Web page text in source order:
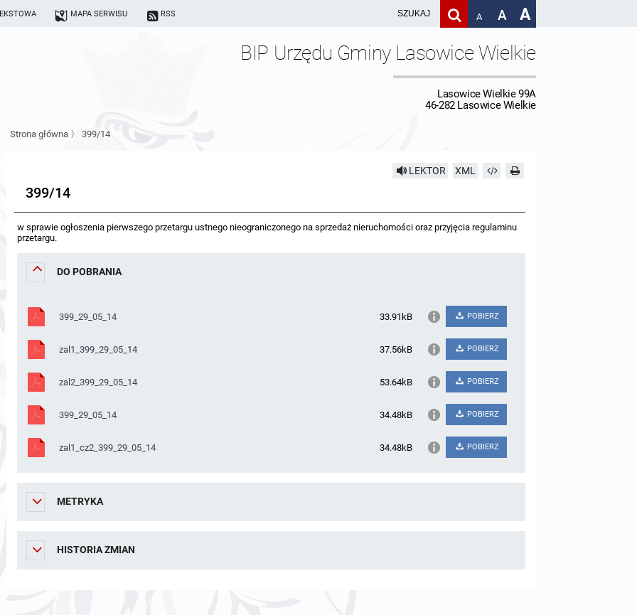
MAPA SERWISU RSS A A A
BIP Urzędu Gminy Lasowice Wielkie
Lasowice Wielkie 99A
46-282 Lasowice Wielkie
Strona główna 〉 399/14
LEKTOR XML
399/14
w sprawie ogłoszenia pierwszego przetargu ustnego nieograniczonego na sprzedaż nieruchomości oraz przyjęcia regulaminu
przetargu.
DO POBRANIA
399_29_05_14 33.91kB POBIERZ
zal1_399_29_05_14 37.56kB POBIERZ
zal2_399_29_05_14 53.64kB POBIERZ
399_29_05_14 34.48kB POBIERZ
zal1_cz2_399_29_05_14 34.48kB POBIERZ
METRYKA
HISTORIA ZMIAN